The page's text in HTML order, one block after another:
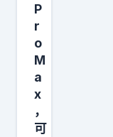
0
0
了
，
结
被
P
r
o
M
a
x
，
可